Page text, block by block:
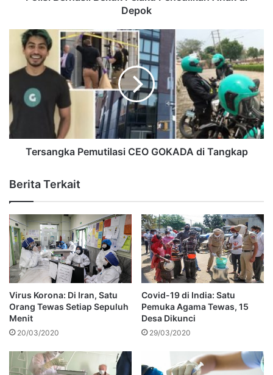
Depok
Tersangka Pemutilasi CEO GOKADA di Tangkap
Berita Terkait
Virus Korona: Di Iran, Satu
Orang Tewas Setiap Sepuluh
Menit
20/03/2020
Covid-19 di India: Satu
Pemuka Agama Tewas, 15
Desa Dikunci
29/03/2020